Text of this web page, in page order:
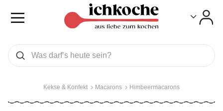
Was wollen Sie suchen
Suchen
Kekse & Konfekt Macarons Himbeermacarons